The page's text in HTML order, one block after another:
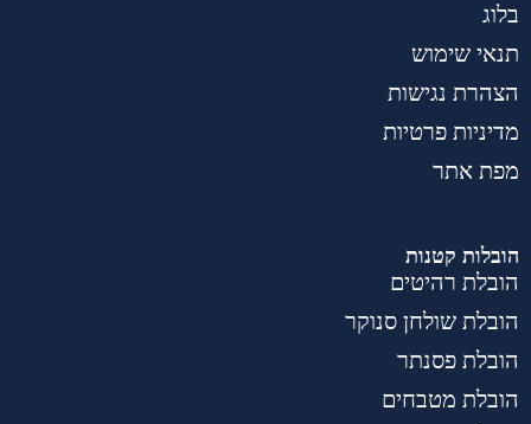
בלוג
תנאי שימוש
הצהרת נגישות
מדיניות פרטיות
מפת אתר
הובלות קטנות
הובלת רהיטים
הובלת שולחן סנוקר
הובלת פסנתר
הובלת מטבחים